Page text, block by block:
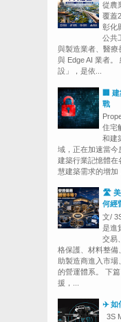
從農
覆蓋
彰化
公共
與製造業者、醫療
與 Edge AI 業者。
設」，是依...
🏢
戰
住宅
和建
域，正在加速當今
建築行業記憶體在
慧建築需求的增加
🛣️ 美
何經
文/
是進
交易
格保護、材料整備
助製造商進入市
的營運體系。 下
援，...
✈️ 如
3S